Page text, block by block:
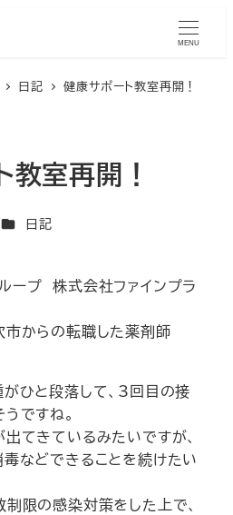
MENU
日記 健康サポート教室再開！
教室再開！
カテゴリー
日記
ープ 株式会社ファインプラ
からの転職した薬剤師
がひと段落して、3回目の接
ですね。
てきているみたいですが、
毒などできることを続けたい
限の感染対策をした上で、